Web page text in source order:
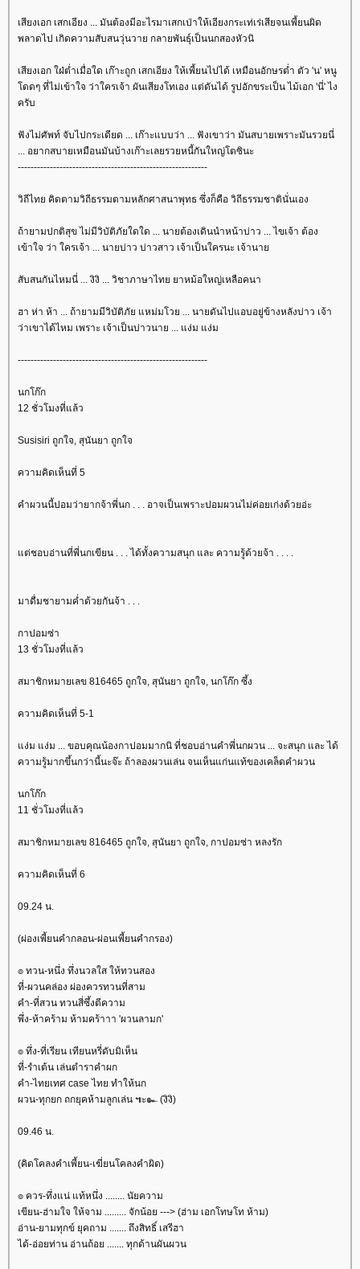
เสียงเอก เสกเอียง ... มันต้องมีอะไรมาเสกเป่าให้เอียงกระเท่เร่เสียจนเพี้ยนผิด
พลาดไป เกิดความสับสนวุ่นวาย กลายพันธุ์เป็นนกสองหัวนิ
เสียงเอก ใฝ่ต่ำเมื่อใด เก๊าะถูก เสกเอียง ให้เพี้ยนไปได้ เหมือนอักษรต่ำ ตัว 'น' หนู
ดดๆ ที่ไม่เข้าใจ ว่าใครเจ้า ผันเสียงโทเอง แต่ดันได้ รูปอักขระเป็น ไม้เอก 'นี่' ไง
ครับ
ฟังไม่ศัพท์ จับไปกระเดียด ... เก๊าะแบบว่า ... ฟังเขาว่า มันสบายเพราะมันรวยนี่
... อยากสบายเหมือนมันบ้างเก๊าะเลยรวยหนี้กันใหญ่โตซินะ
-----------------------------------------------------------
วิถีไทย คิดตามวิถีธรรมตามหลักศาสนาพุทธ ซึ่งก็คือ วิถีธรรมชาตินั่นเอง
ถ้ายามปกติสุข ไม่มีวิบัติภัยใดใด ... นายต้องเดินนำหน้าบ่าว ... ไขเจ้า ต้อง
เข้าใจ ว่า ใครเจ้า ... นายบ่าว บ่าวสาว เจ้าเป็นใครนะ เจ้านา
สับสนกันไหมนี่ ... งิงิ ... วิชาภาษาไทย ยาหม้อใหญ่เหลือคนา
ฮา ห่า ห้า ... ถ้ายามมีวิบัติภัย แหม่มโวย ... นายดันไปแอบอยู่ข้างหลังบ่าว เจ้า
ว่าเขาได้ไหม เพราะ เจ้าเป็นบ่าวนาย ... แง่ม แง่ม
-----------------------------------------------------------
นกโก๊ก
12 ชั่วโมงที่แล้ว
Susisiri ถูกใจ, สุนันยา ถูกใจ
ความคิดเห็นที่ 5
คำผวนนี้ปอมว่ายากจ้าพี่นก . . . อาจเป็นเพราะปอมผวนไม่ค่อยเก่งด้วยอ่ะ
ต่ชอบอ่านที่พี่นกเขียน . . . ได้ทั้งความสนุก และ ความรู้ด้วยจ้า . . . .
มาดื่มชายามค่ำด้วยกันจ้า . . .
กาปอมซ่า
13 ชั่วโมงที่แล้ว
สมาชิกหมายเลข 816465 ถูกใจ, สุนันยา ถูกใจ, นกโก๊ก ซึ้ง
ความคิดเห็นที่ 5-1
ง่ม แง่ม ... ขอบคุณน้องกาปอมมากนิ ที่ชอบอ่านคำพี่นกผวน ... จะสนุก และ ได้
ความรู้มากขึ้นกว่านี้นะจ๊ะ ถ้าลองผวนเล่น จนเห็นแก่นแท้ของเคล็ดคำผวน
นกโก๊ก
11 ชั่วโมงที่แล้ว
สมาชิกหมายเลข 816465 ถูกใจ, สุนันยา ถูกใจ, กาปอมซ่า หลงรัก
ความคิดเห็นที่ 6
09.24 น.
(ผ่องเพี้ยนคำกลอน-ผ่อนเพี้ยนคำกรอง)
๏ ทวน-หนึ่ง ทึ่งนวลใส ให้ทวนสอง
ที่-ผวนคล่อง ผ่องควรทวนที่สาม
คำ-ที่สวน ทวนสี่ซึ้งตีความ
พึ่ง-ห้าคร้าม ห้ามคร้าาา 'ผวนลามก'
๏ ทึ่ง-ที่เรียน เทียนหรี่ดับมิเห็น
ที่-รำเต้น เล่นตำราคำผก
คำ-ไทยเทศ case ไทย ทำให้นก
ผวน-ทุกยก ถกยุคห้ามลูกเล่น ๚ะ๛ (งิงิ)
09.46 น.
(คิดโคลงคำเพี้ยน-เฆี่ยนโคลงคำผิด)
๏ ควร-ทึ่งแน่ แท้หนึ่ง ........ นัยความ
เขียน-ฮ่ามใจ ให้จาม ......... จักน้อย ---> (ฮ่าม เอกโทษโท ห้าม)
อ่าน-ยามทุกข์ ยุคถาม ....... ถึงสิทธิ์ เสรีฮา
ได้-อ่อยท่าน อ่านถ้อย ....... ทุกด้านผันผวน